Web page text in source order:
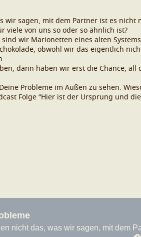
sagen, mit dem Partner ist es nicht
viele von uns so oder so ähnlich ist?
wir Marionetten eines alten
obwohl wir das eigentlich
dann haben wir erst die Chance, all
Probleme im Außen zu sehen.
Folge “Hier ist der Ursprung und